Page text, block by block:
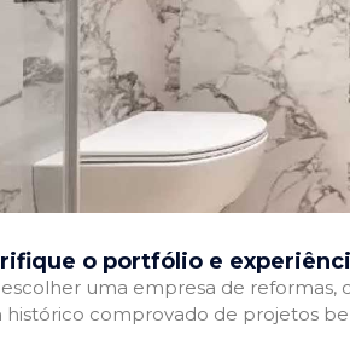
o portfólio e
uma empresa de reformas,
histórico comprovado de projetos